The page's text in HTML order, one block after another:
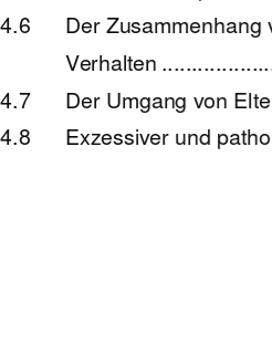
4.6 Der
Verhalten
4.7
Der Umgang von
4.8
Exzessiver und